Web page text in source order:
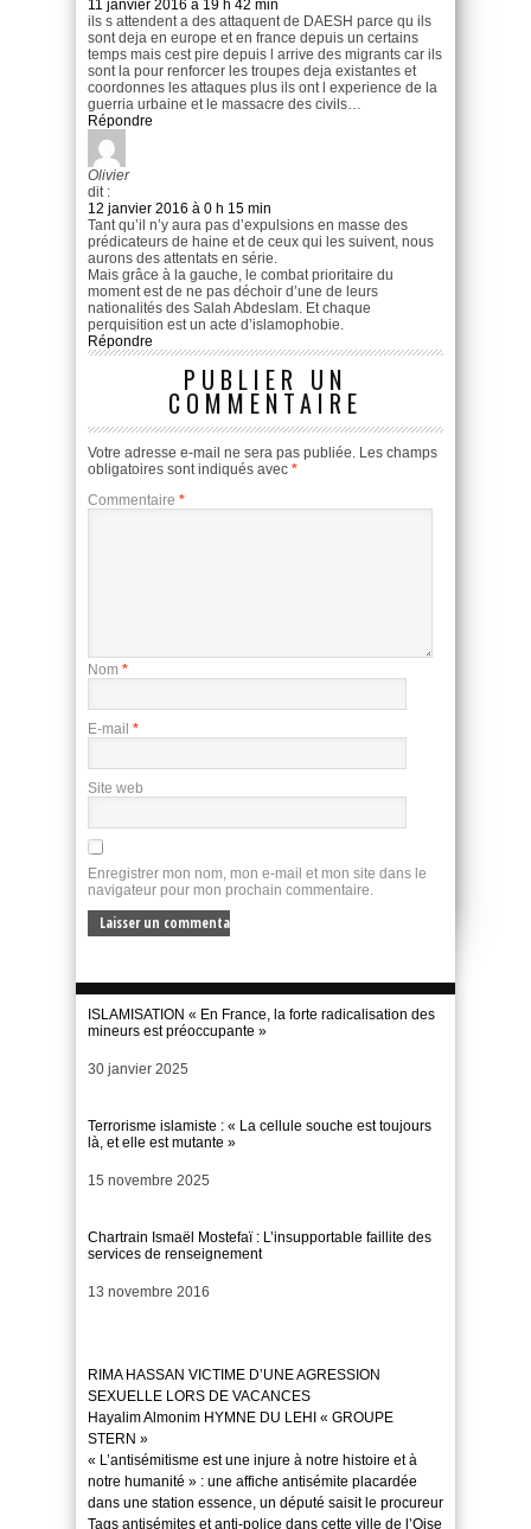
11 janvier 2016 à 19 h 42 min
ils s attendent a des attaquent de DAESH parce qu ils
sont deja en europe et en france depuis un certains
temps mais cest pire depuis l arrive des migrants car ils
sont la pour renforcer les troupes deja existantes et
coordonnes les attaques plus ils ont l experience de la
guerria urbaine et le massacre des civils…
Répondre
Olivier
dit :
12 janvier 2016 à 0 h 15 min
Tant qu’il n’y aura pas d’expulsions en masse des
prédicateurs de haine et de ceux qui les suivent, nous
aurons des attentats en série.
Mais grâce à la gauche, le combat prioritaire du
moment est de ne pas déchoir d’une de leurs
nationalités des Salah Abdeslam. Et chaque
perquisition est un acte d’islamophobie.
Répondre
PUBLIER UN
COMMENTAIRE
Votre adresse e-mail ne sera pas publiée. Les champs
obligatoires sont indiqués avec *
Commentaire *
Nom *
E-mail *
Site web
Enregistrer mon nom, mon e-mail et mon site dans le
navigateur pour mon prochain commentaire.
ISLAMISATION « En France, la forte radicalisation des
mineurs est préoccupante »
Date
30 janvier 2025
Terrorisme islamiste : « La cellule souche est toujours
là, et elle est mutante »
Date
15 novembre 2025
Chartrain Ismaël Mostefaï : L’insupportable faillite des
services de renseignement
Date
13 novembre 2016
RIMA HASSAN VICTIME D’UNE AGRESSION
SEXUELLE LORS DE VACANCES
Hayalim Almonim HYMNE DU LEHI « GROUPE
STERN »
« L’antisémitisme est une injure à notre histoire et à
notre humanité » : une affiche antisémite placardée
dans une station essence, un député saisit le procureur
Tags antisémites et anti-police dans cette ville de l’Oise